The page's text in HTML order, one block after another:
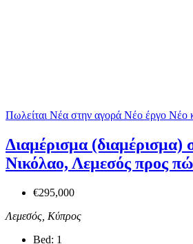
Πωλείται Νέα στην αγορά Νέο έργο Νέο
Διαμέρισμα (διαμέρισμα)
Νικόλαο, Λεμεσός προς
€295,000
Λεμεσός, Κύπρος
Bed: 1